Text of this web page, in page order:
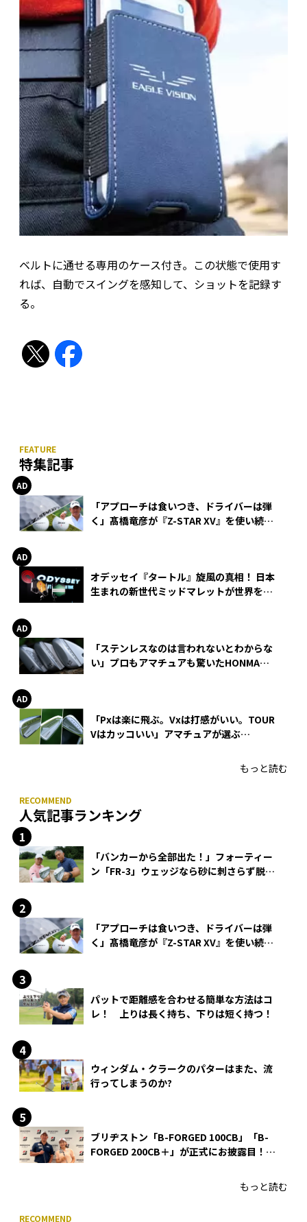
ベルトに通せる専用のケース付き。この状態で使用す
れば、自動でスイングを感知して、ショットを記録す
る。
特集記事
「アプローチは食いつき、ドライバーは弾
く」髙橋竜彦が『Z-STAR XV』を使い続け
オデッセイ『タートル』旋風の真相！ 日本
生まれの新世代ミッドマレットが世界を席
「ステンレスなのは言われないとわからな
い」プロもアマチュアも驚いたHONMA
「Pxは楽に飛ぶ。Vxは打感がいい。TOUR
Vはカッコいい」アマチュアが選ぶ
もっと読む
人気記事ランキング
「バンカーから全部出た！」フォーティー
ン「FR-3」ウェッジなら砂に刺さらず脱出
「アプローチは食いつき、ドライバーは弾
く」髙橋竜彦が『Z-STAR XV』を使い続け
パットで距離感を合わせる簡単な方法はコ
レ！ 上りは長く持ち、下りは短く持つ！
ウィンダム・クラークのパターはまた、流
行ってしまうのか?
ブリヂストン「B-FORGED 100CB」「B-
FORGED 200CB＋」が正式にお披露目！
もっと読む